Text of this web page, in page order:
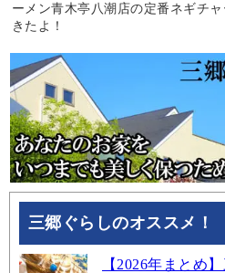
ーメン青木亭八潮店の定番ネギチ
きたよ！
三郷ぐらしのオススメ！
【2026年まとめ